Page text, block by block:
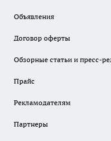
Объявления
Договор оферты
Обзорные статьи и пресс-
Прайс
Рекламодателям
Партнеры